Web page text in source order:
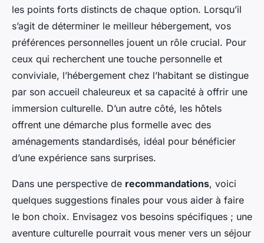
les points forts distincts de chaque option. Lorsqu’il
s’agit de déterminer le meilleur hébergement, vos
préférences personnelles jouent un rôle crucial. Pour
ceux qui recherchent une touche personnelle et
conviviale, l’hébergement chez l’habitant se distingue
par son accueil chaleureux et sa capacité à offrir une
immersion culturelle. D’un autre côté, les hôtels
offrent une démarche plus formelle avec des
aménagements standardisés, idéal pour bénéficier
d’une expérience sans surprises.
Dans une perspective de recommandations, voici
quelques suggestions finales pour vous aider à faire
le bon choix. Envisagez vos besoins spécifiques ; une
aventure culturelle pourrait vous mener vers un séjour